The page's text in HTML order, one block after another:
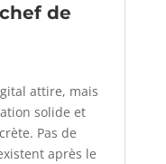
de
attire, mais
solide et
Pas de
après le